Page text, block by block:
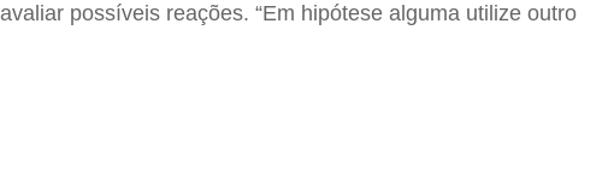
possíveis reações. “Em hipótese alguma utilize outro